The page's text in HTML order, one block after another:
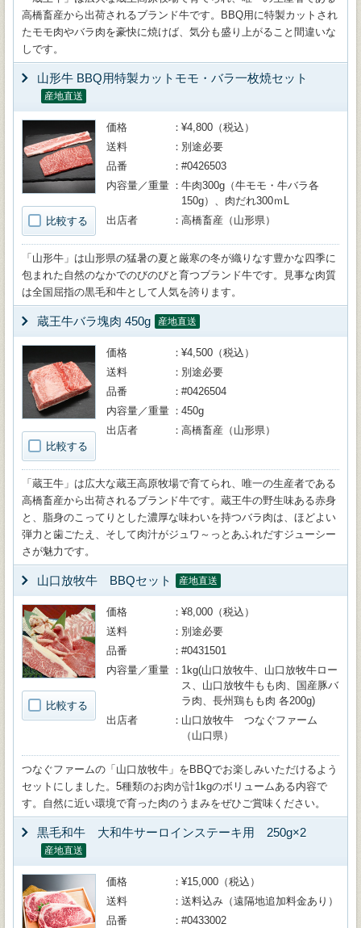
高橋畜産から出荷されるブランド牛です。BBQ用に特製カットされ
たモモ肉やバラ肉を豪快に焼けば、気分も盛り上がること間違いな
しです。
山形牛 BBQ用特製カットモモ・バラ一枚焼セット
産地直送
比較する
価格
¥4,800（税込）
送料
別途必要
品番
#0426503
内容量／重量
牛肉300g（牛モモ・牛バラ各
150g）、肉だれ300ｍL
出店者
高橋畜産（山形県）
「山形牛」は山形県の猛暑の夏と厳寒の冬が織りなす豊かな四季に
包まれた自然のなかでのびのびと育つブランド牛です。見事な肉質
は全国屈指の黒毛和牛として人気を誇ります。
蔵王牛バラ塊肉 450g 産地直送
比較する
価格
¥4,500（税込）
送料
別途必要
品番
#0426504
内容量／重量
450g
出店者
高橋畜産（山形県）
「蔵王牛」は広大な蔵王高原牧場で育てられ、唯一の生産者である
高橋畜産から出荷されるブランド牛です。蔵王牛の野生味ある赤身
と、脂身のこってりとした濃厚な味わいを持つバラ肉は、ほどよい
弾力と歯ごたえ、そして肉汁がジュワ～っとあふれだすジューシー
さが魅力です。
山口放牧牛 BBQセット 産地直送
比較する
価格
¥8,000（税込）
送料
別途必要
品番
#0431501
内容量／重量
1kg(山口放牧牛、山口放牧牛ロー
ス、山口放牧牛もも肉、国産豚バ
ラ肉、長州鶏もも肉 各200g)
出店者
山口放牧牛 つなぐファーム
（山口県）
つなぐファームの「山口放牧牛」をBBQでお楽しみいただけるよう
セットにしました。5種類のお肉が計1kgのボリュームある内容で
す。自然に近い環境で育った肉のうまみをぜひご賞味ください。
黒毛和牛 大和牛サーロインステーキ用 250g×2
産地直送
価格
¥15,000（税込）
送料
送料込み（遠隔地追加料金あり）
品番
#0433002